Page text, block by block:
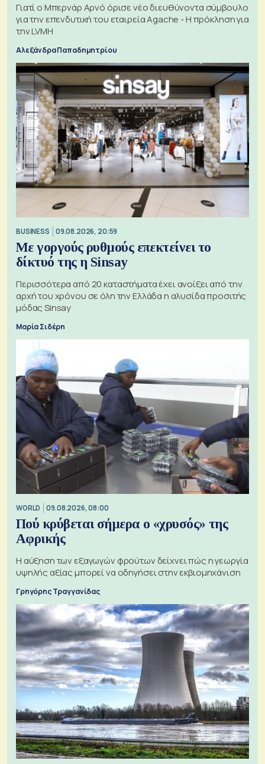
Γιατί ο Μπερνάρ Αρνό όρισε νέο διευθύνοντα σύμβουλο
για την επενδυτική του εταιρεία Agache - Η πρόκληση για
την LVMH
Αλεξάνδρα Παπαδημητρίου
BUSINESS 09.08.2026, 20:59
Με γοργούς ρυθμούς επεκτείνει το
δίκτυό της η Sinsay
Περισσότερα από 20 καταστήματα έχει ανοίξει από την
αρχή του χρόνου σε όλη την Ελλάδα η αλυσίδα προσιτής
μόδας Sinsay
Μαρία Σιδέρη
WORLD 09.08.2026, 08:00
Πού κρύβεται σήμερα ο «χρυσός» της
Αφρικής
Η αύξηση των εξαγωγών φρούτων δείχνει πώς η γεωργία
υψηλής αξίας μπορεί να οδηγήσει στην εκβιομηχάνιση
Γρηγόρης Τραγγανίδας